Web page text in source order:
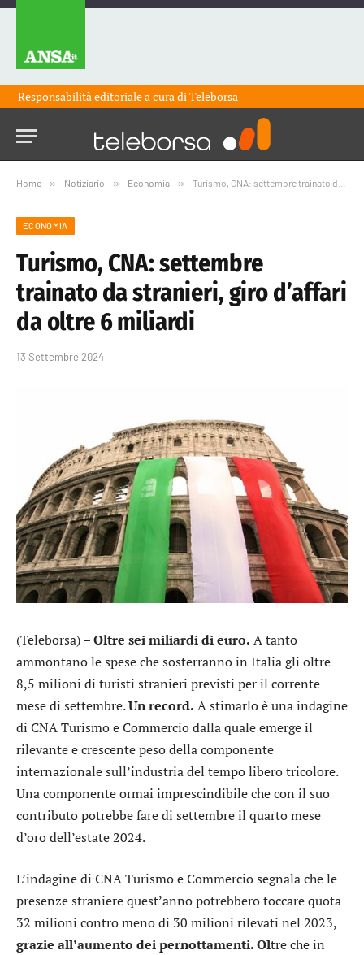
Responsabilità editoriale a cura diTeleborsa
Home » Notiziario » Economia » Turismo, CNA: settembre trainato da stranieri, giro d’affari da oltre 6 miliardi
ECONOMIA
Turismo, CNA: settembre
trainato da stranieri, giro d’affari
da oltre 6 miliardi
13 Settembre 2024
(Teleborsa) –Oltre sei miliardi di euro. A tanto
ammontano le spese che sosterranno in Italia gli oltre
8,5 milioni di turisti stranieri previsti per il corrente
mese di settembre.Un record. A stimarlo è una indagine
di CNA Turismo e Commercio dalla quale emerge il
rilevante e crescente peso della componente
internazionale sull’industria del tempo libero tricolore.
Una componente ormai imprescindibile che con il suo
contributo potrebbe fare di settembre il quarto mese
d’oro dell’estate 2024.
L’indagine di CNA Turismo e Commercio segnala che le
presenze straniere quest’anno potrebbero toccare quota
32 milioni contro meno di 30 milioni rilevati nel 2023,
grazie all’aumento dei pernottamenti. Oltre che in